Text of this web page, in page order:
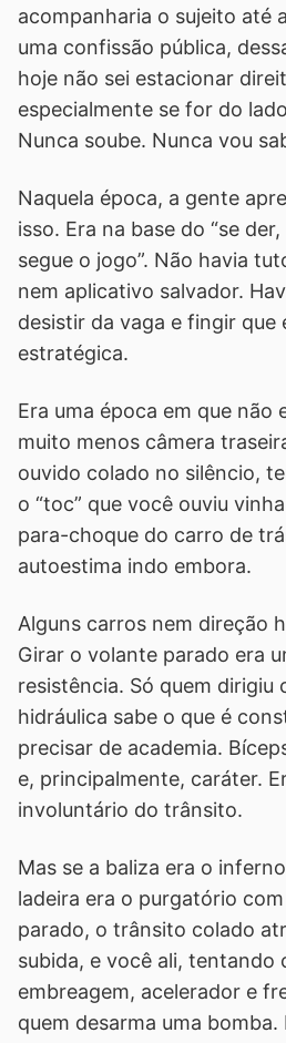
acompanharia o sujeito até
uma confissão pública,
hoje não sei estacionar
especialmente se for do
Nunca soube. Nunca vou
Naquela época, a gente
isso. Era na base do “se
segue o jogo”. Não havia
nem aplicativo salvador.
desistir da vaga e fingir que
estratégica.
Era uma época em que não
muito menos câmera
ouvido colado no silêncio,
o “toc” que você ouviu
para-choque do carro de
autoestima indo embora.
Alguns carros nem direção
Girar o volante parado era
resistência. Só quem dirigiu
hidráulica sabe o que é
precisar de academia.
e, principalmente, caráter.
involuntário do trânsito.
Mas se a baliza era o
ladeira era o purgatório
parado, o trânsito colado
subida, e você ali, tentando
embreagem, acelerador e
quem desarma uma bomba.